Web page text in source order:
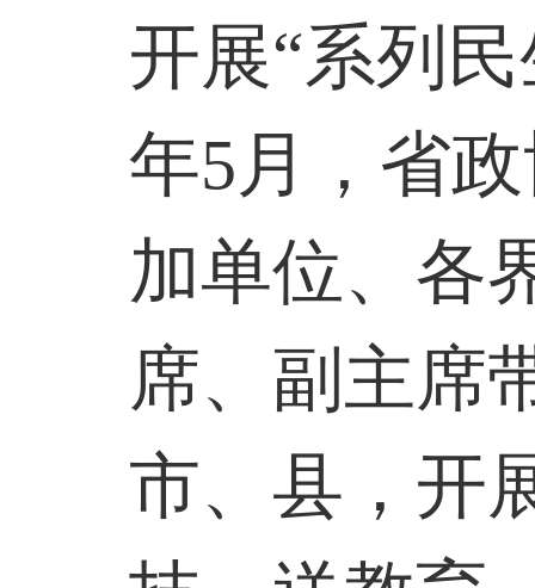
开展“系列
年5月，省
加单位、各
席、副主席
市、县，开